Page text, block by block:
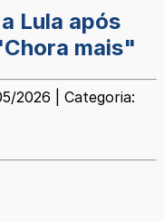
Lula após
mais"
2026 | Categoria: